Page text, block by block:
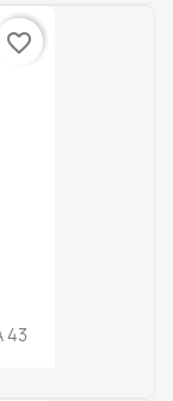
43
favorite_border